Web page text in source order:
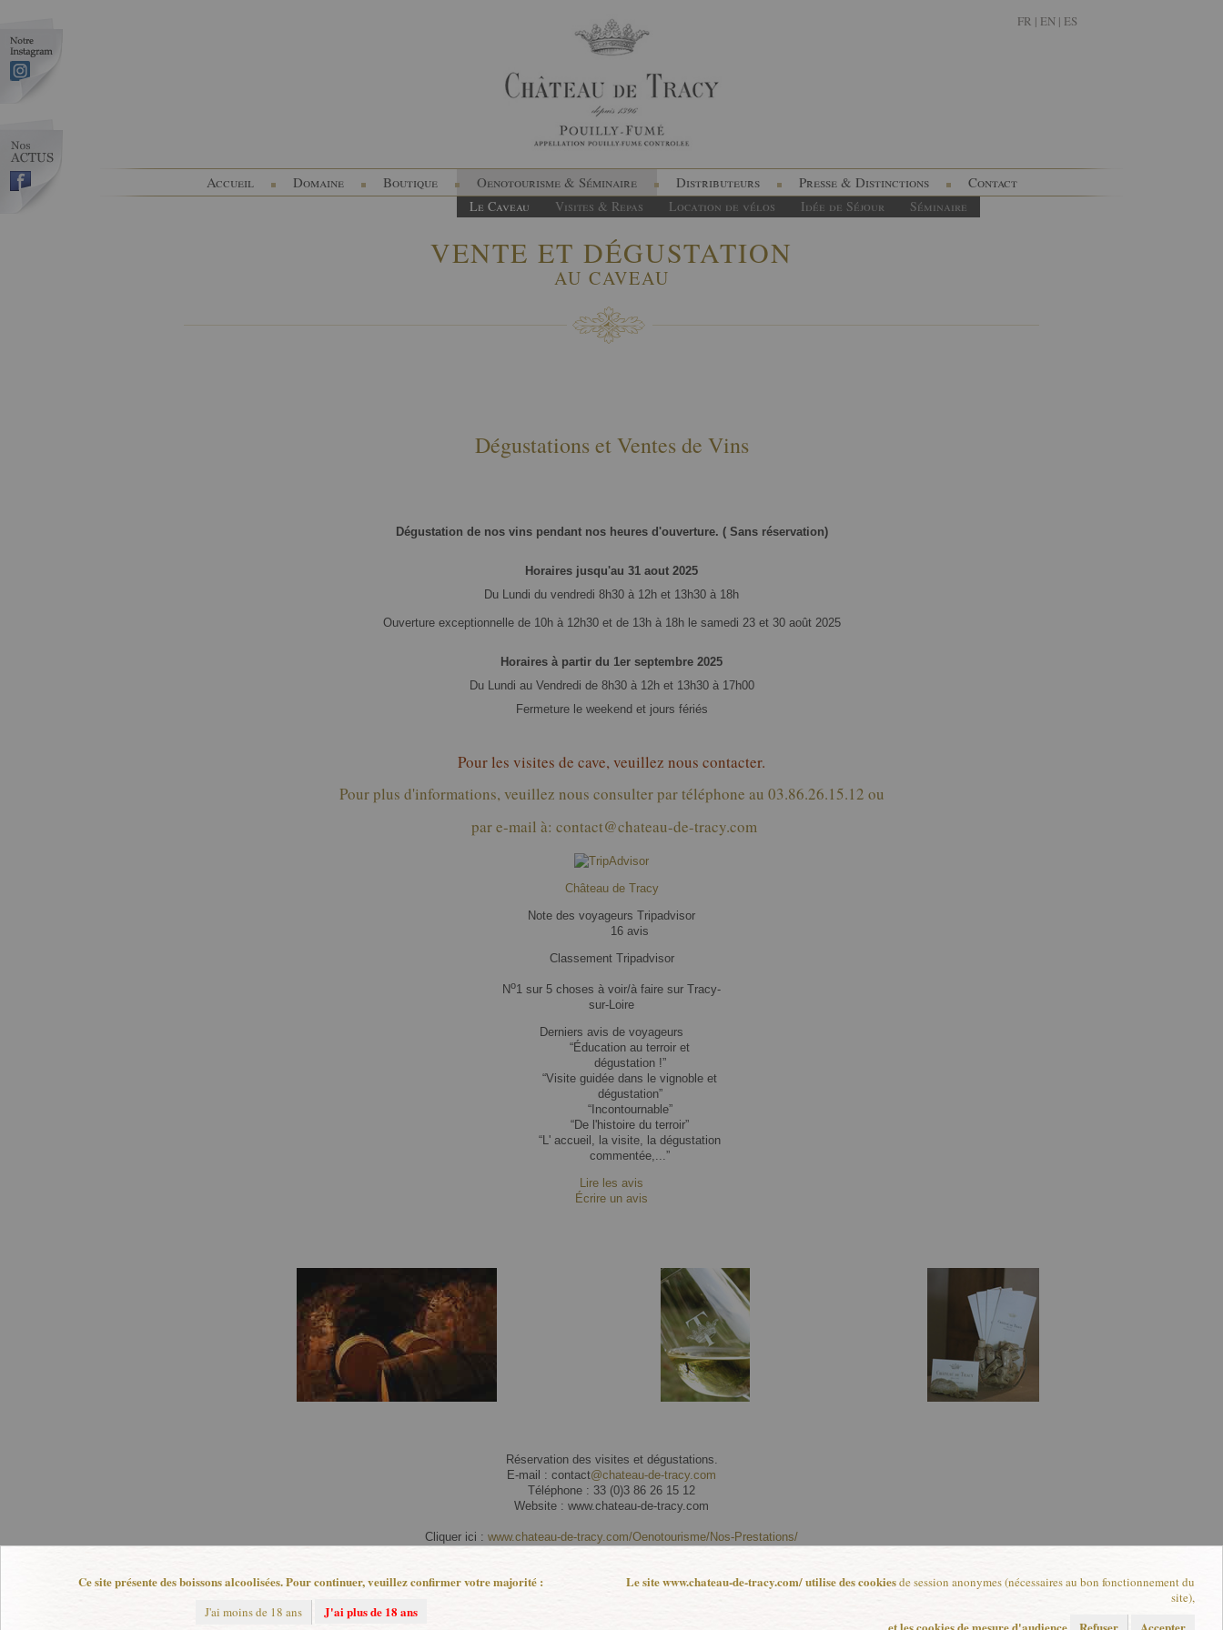
FR | EN | ES
Accueil Domaine Boutique Oenotourisme & Séminaire
Le Caveau Visites & Repas Location de vélos Idée de Séjour Séminaire
Distributeurs Presse & Distinctions Contact
VENTE ET DÉGUSTATION
AU CAVEAU
Dégustations et Ventes de Vins
Dégustation de nos vins pendant nos heures d'ouverture. ( Sans réservation)
Horaires jusqu'au 31 aout 2025
Du Lundi du vendredi 8h30 à 12h et 13h30 à 18h
Ouverture exceptionnelle de 10h à 12h30 et de 13h à 18h le samedi 23 et 30 août 2025
Horaires à partir du 1er septembre 2025
Du Lundi au Vendredi de 8h30 à 12h et 13h30 à 17h00
Fermeture le weekend et jours fériés
Pour les visites de cave, veuillez nous contacter.
Pour plus d'informations, veuillez nous consulter par téléphone au 03.86.26.15.12 ou
par e-mail à: contact@chateau-de-tracy.com
Château de Tracy
Note des voyageurs Tripadvisor
16 avis
Classement Tripadvisor
No1 sur 5 choses à voir/à faire sur Tracy-
sur-Loire
Derniers avis de voyageurs
“Éducation au terroir et
dégustation !”
“Visite guidée dans le vignoble et
dégustation”
“Incontournable”
“De l'histoire du terroir”
“L' accueil, la visite, la dégustation
commentée,...”
Lire les avis
Écrire un avis
Réservation des visites et dégustations.
E-mail : contact@chateau-de-tracy.com
Téléphone : 33 (0)3 86 26 15 12
Website : www.chateau-de-tracy.com
Cliquer ici : www.chateau-de-tracy.com/Oenotourisme/Nos-Prestations/
Ce site présente des boissons alcoolisées. Pour continuer, veuillez confirmer votre majorité :
J'ai moins de 18 ans J'ai plus de 18 ans
Le site www.chateau-de-tracy.com/ utilise des cookiesde session anonymes (nécessaires au bon fonctionnement du
site),